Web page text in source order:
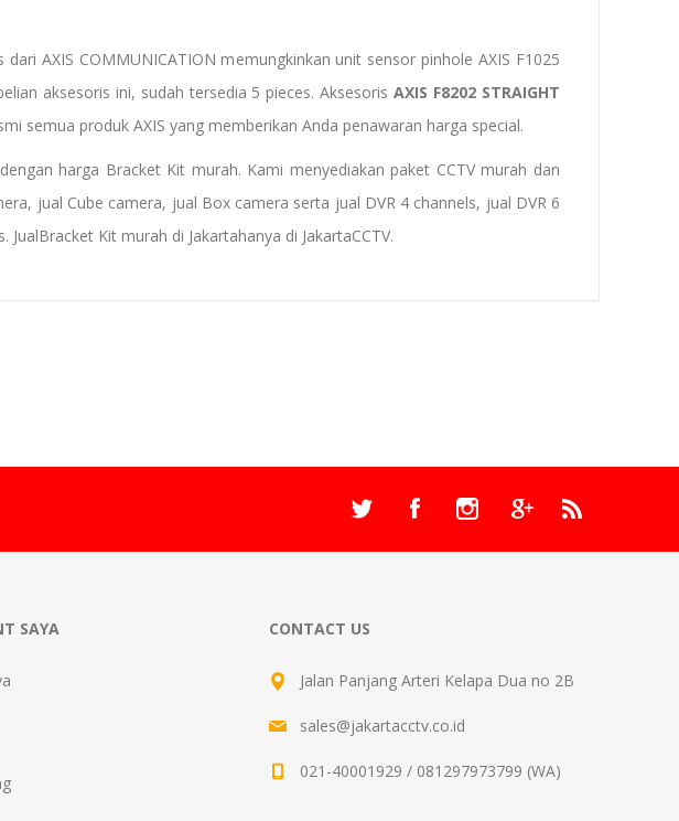
AXIS COMMUNICATION memungkinkan unit sensor pinhole AXIS F1025
aksesoris ini, sudah tersedia 5 pieces. AksesorisAXIS F8202 STRAIGHT
semua produk AXIS yang memberikan Anda penawaran harga special.
denganharga Bracket Kit murah. Kami menyediakanpaket CCTV murah dan
, jual Cube camera, jual Box camera serta jual DVR4 channels, jual DVR 6
. JualBracket Kit murah di Jakartahanya di JakartaCCTV.
SAYA CONTACT US
Jalan Panjang Arteri Kelapa Dua no 2B
sales@jakartacctv.co.id
021-40001929 / 081297973799 (WA)